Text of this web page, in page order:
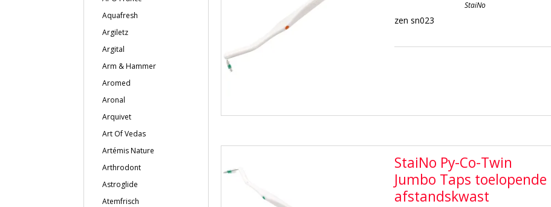
Aquafresh
Argiletz
Argital
Arm & Hammer
Aromed
Aronal
Arquivet
Art Of Vedas
Artémis Nature
Arthrodont
Astroglide
Atemfrisch
StaiNo
zen sn023
StaiNo Py-Co-Twin
Jumbo Taps toelopende
afstandskwast